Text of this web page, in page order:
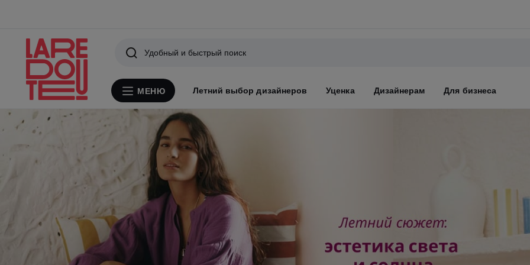
Redoute
Меню
МЕНЮ Летний выбор дизайнеров Уценка Дизайнерам Для бизнеса
Поиск
Смотреть
коллекцию